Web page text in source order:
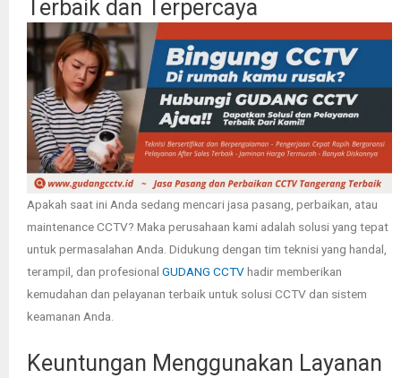
Terbaik dan Terpercaya
Apakah saat ini Anda sedang mencari jasa pasang, perbaikan, atau
maintenance CCTV? Maka perusahaan kami adalah solusi yang tepat
untuk permasalahan Anda. Didukung dengan tim teknisi yang handal,
terampil, dan profesional GUDANG CCTVhadir memberikan
kemudahan dan pelayanan terbaik untuk solusi CCTV dan sistem
keamanan Anda.
Keuntungan Menggunakan Layanan